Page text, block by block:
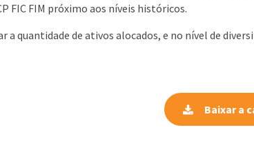
FIC FIM próximo aos níveis históricos.
a quantidade de ativos alocados, e no nível de
Baixar a